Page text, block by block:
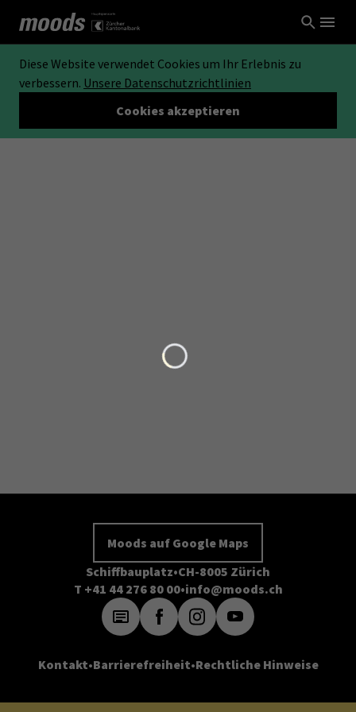
Diese Website verwendet Cookies um Ihr Erlebnis zu
verbessern. Unsere Datenschutzrichtlinien
Cookies akzeptieren
Moods auf Google Maps
Schiffbauplatz CH-8005 Zürich
T +41 44 276 80 00 info@moods.ch
Kontakt Barrierefreiheit Rechtliche Hinweise